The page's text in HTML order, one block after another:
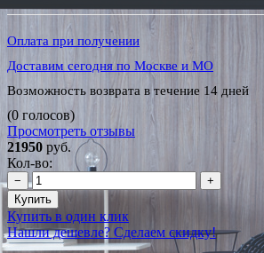
Оплата при получении
Доставим сегодня по Москве и МО
Возможность возврата в течение 14 дней
(0 голосов)
Просмотреть отзывы
21950 руб.
Кол-во:
−
+
Купить
Купить в один клик
Нашли дешевле? Сделаем скидку!